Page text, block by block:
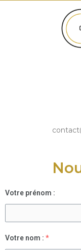
Votre prénom :
Votre nom : *